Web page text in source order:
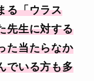
る「ウラス
先生に対する
た当たらなか
でいる方も多